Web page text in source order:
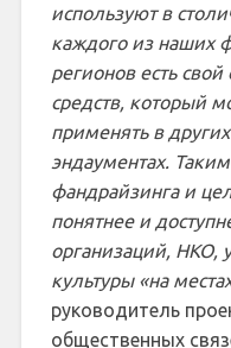
используют в
каждого из наших
регионов есть
средств, который
применять в
эндаументах.
фандрайзинга и
понятнее и
организаций, НКО,
культуры «на
руководитель
общественных